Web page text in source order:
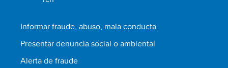
Informar fraude, abuso, mala conducta
Presentar denuncia social o ambiental
Alerta de fraude